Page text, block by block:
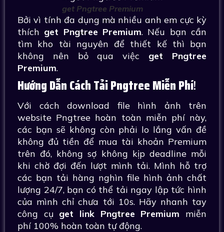
get Pngtree Premium
Bởi vì tính đa dụng mà nhiều anh em cực kỳ
thích get Pngtree Premium. Nếu bạn cần
tìm kho tài nguyên để thiết kế thì bạn
không nên bỏ qua việc get Pngtree
Premium.
Hướng Dẫn Cách Tải Pngtree Miễn Phí!
Với cách download file hình ảnh trên
website Pngtree hoàn toàn miễn phí này,
các bạn sẽ không còn phải lo lắng vấn đề
không đủ tiền để mua tài khoản Premium
trên đó, không sợ không kịp deadline mỗi
khi chờ đợi đến lượt mình tải. Mình hỗ trợ
các bạn tải hàng nghìn file hình ảnh chất
lượng 24/7, bạn có thể tải ngay lập tức hình
của mình chỉ chưa tới 10s. Hãy nhanh tay
công cụ get link Pngtree Premium miễn
phí 100% hoàn toàn tự động.